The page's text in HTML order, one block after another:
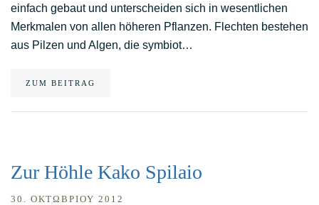
einfach gebaut und unterscheiden sich in wesentlichen
Merkmalen von allen höheren Pflanzen. Flechten bestehen
aus Pilzen und Algen, die symbiot…
ZUM BEITRAG
Zur Höhle Kako Spilaio
30. ΟΚΤΩΒΡΊΟΥ 2012